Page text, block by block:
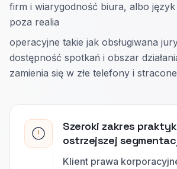
firm i wiarygodność biura, albo
poza realia
operacyjne takie jak obsługiwana
dostępność spotkań i obszar
zamienia się w złe telefony i
Szeroki zakres
ostrzejszej
Klient prawa